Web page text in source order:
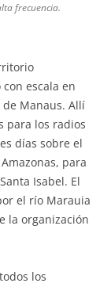
frecuencia.
escala en
de Manaus. Allí
para los radios
días sobre el
para
Isabel. El
el río Marauia
la organización
los